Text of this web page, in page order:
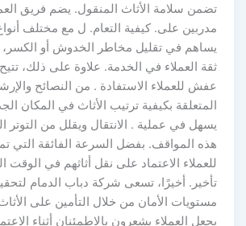
تضمن سلامة الأثاث المنقول. يضم فريق
مدربين على. كيفية التعام. ل مع مختلف أنواع
يساهم في تقليل مخاطر الخدوش أو الكسر،
ثقة العملاء في الخدمة. علاوة على ذلك،
عفش للعملاء الاستفادة . من النصائح
المتعلقة بكيفية ترتيب الأثاث في المكان
يسهل في عملية . الانتقال ويقلل من التوتر
هذه المواقف. بفضل السرعة الفائقة التي
للعملاء الاعتماد على نقل أثاثهم في الوقت
تأخير. أخيرًا، تسعى شركة دباب الدمام
مستويات الأمان من خلال التأمين على الأثاث
يجعل العملاء يشعرون بالاطمئنان أثناء